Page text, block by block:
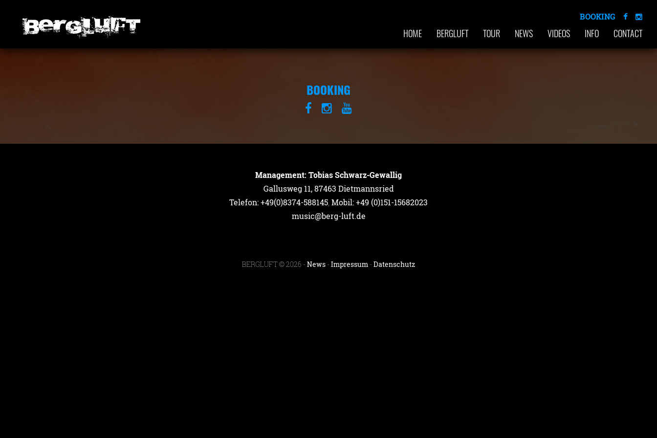
BOOKING
HOME BERGLUFT TOUR NEWS VIDEOS INFO CONTACT
BOOKING
Management: Tobias Schwarz-Gewallig
Gallusweg 11, 87463 Dietmannsried
Telefon: +49(0)8374-588145 Mobil: +49 (0)151-15682023
music@berg-luft.de
BERGLUFT © 2026 -News -Impressum -Datenschutz